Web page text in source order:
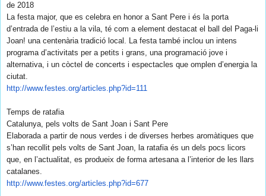
de 2018
La festa major, que es celebra en honor a Sant Pere i és la porta
d’entrada de l’estiu a la vila, té com a element destacat el ball del Paga-li
Joan! una centenària tradició local. La festa també inclou un intens
programa d’activitats per a petits i grans, una programació jove i
alternativa, i un còctel de concerts i espectacles que omplen d’energia la
ciutat.
http://www.festes.org/articles.php?id=111
Temps de ratafia
Catalunya, pels volts de Sant Joan i Sant Pere
Elaborada a partir de nous verdes i de diverses herbes aromàtiques que
s’han recollit pels volts de Sant Joan, la ratafia és un dels pocs licors
que, en l’actualitat, es produeix de forma artesana a l’interior de les llars
catalanes.
http://www.festes.org/articles.php?id=677